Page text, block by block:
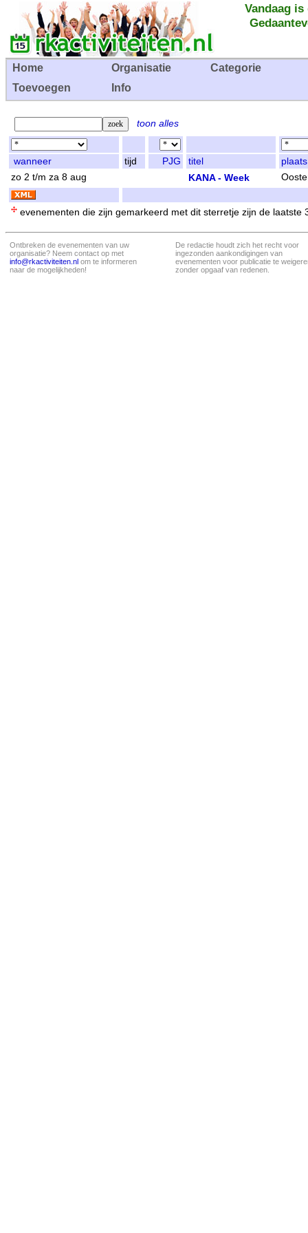
Vandaag
Home Organisatie
Categorie
Toevoegen
Info
toon alles
wanneer tijd PJG titel
plaats
zo 2 t/m za 8 aug
KANA - Week
evenementen die zijn gemarkeerd met dit sterretje zijn de laatste
Ontbreken de evenementen van uw
organisatie? Neem contact op met
info@rkactiviteiten.nl om te informeren
naar de mogelijkheden!
De redactie houdt zich het recht voor
ingezonden aankondigingen van
evenementen voor publicatie te
zonder opgaaf van redenen.